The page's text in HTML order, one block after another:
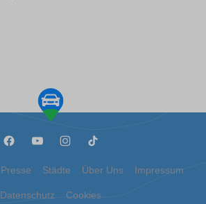
Presse Städte Über Uns Impressum
Datenschutz Cookies